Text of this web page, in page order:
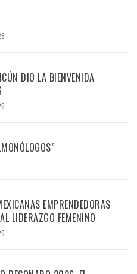
DIO LA BIENVENIDA
EMPRENDEDORAS
LIDERAZGO FEMENINO